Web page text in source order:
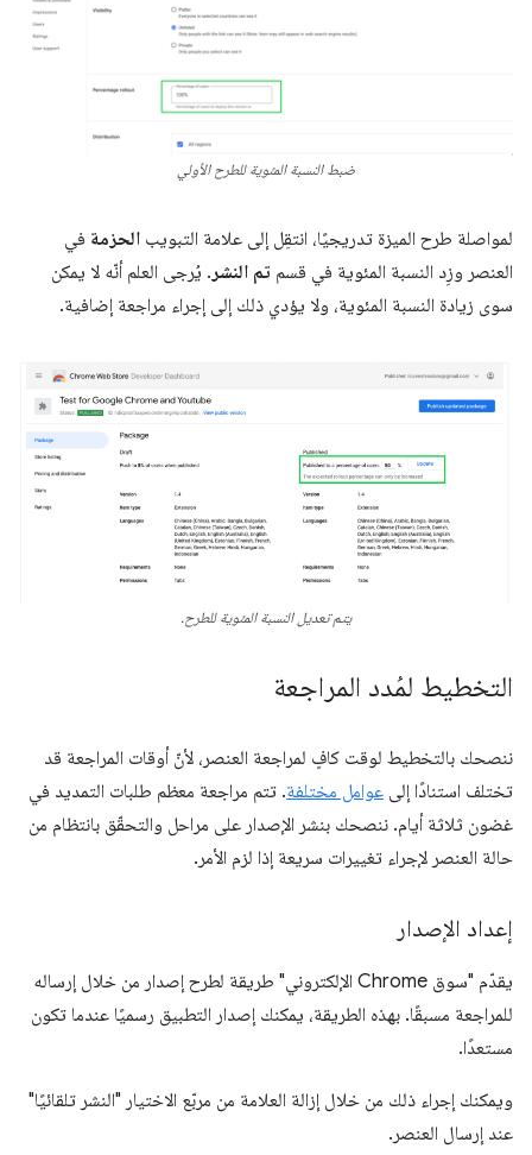
ضبط النسبة المئوية للطرح الأولي
لمواصلة طرح الميزة تدريجيًا، انتقِل إلى علامة التبويب الحزمة في
العنصر وزِد النسبة المئوية في قسم تم النشر . يُرجى العلم أنّه لا يمكن
سوى زيادة النسبة المئوية، ولا يؤدي ذلك إلى إجراء مراجعة إضافية.
يتم تعديل النسبة المئوية للطرح.
التخطيط لمُدد المراجعة
ننصحك بالتخطيط لوقت كافٍ لمراجعة العنصر، لأنّ أوقات المراجعة قد
تختلف استنادًا إلى عوامل مختلفة. تتم مراجعة معظم طلبات التمديد في
غضون ثلاثة أيام. ننصحك بنشر الإصدار على مراحل والتحقّق بانتظام من
حالة العنصر لإجراء تغييرات سريعة إذا لزم الأمر.
إعداد الإصدار
يقدّم "سوق Chrome الإلكتروني" طريقة لطرح إصدار من خلال إرساله
للمراجعة مسبقًا. بهذه الطريقة، يمكنك إصدار التطبيق رسميًا عندما تكون
مستعدًا.
ويمكنك إجراء ذلك من خلال إزالة العلامة من مربّع الاختيار "النشر تلقائيًا"
عند إرسال العنصر.